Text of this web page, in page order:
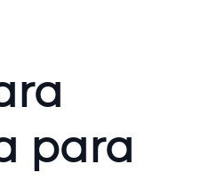
para